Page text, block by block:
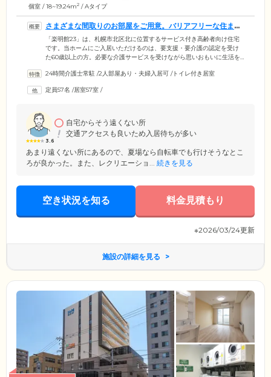
個室 / 18~19.24m2 / Aタイプ
さまざまな間取りのお部屋をご用意。バリアフリーな住まい
です
「楽明館23」は、札幌市北区北に位置するサービス付き高齢者向け住宅
です。当ホームにご入居いただけるのは、要支援・要介護の認定を受け
た60歳以上の方。必要な介護サービスを受けながら思いおもいに生活を
ご用意。おひとりで過ごしやすい1Rからキッチンや浴室完備の便利な
合わせてお好きなお部屋をお選びいただけます。さらに、建物内は完全
24時間介護士常駐 /2人部屋あり・夫婦入居可 /トイレ付き居室
定員57名 /居室57室 /
3.6
自宅からそう遠くない所
交通アクセスも良いため入居待ちが多い
あまり遠くない所にあるので、夏場なら自転車でも行けそうなとこ
ろが良かった。また、レクリエーショ... 続きを見る
空き状況を知る 料金見積もり
※2026/03/24更新
施設の詳細を見る